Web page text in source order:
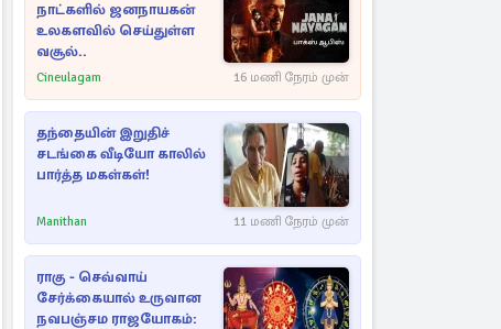
நாட்களில் ஜனநாயகன்
உலகளவில் செய்துள்ள
வசூல்..
Cineulagam 16 மணி நேரம் முன்
தந்தையின் இறுதிச்
சடங்கை வீடியோ காலில்
பார்த்த மகள்கள்!
Manithan 11 மணி நேரம் முன்
ராகு - செவ்வாய்
சேர்க்கையால் உருவான
நவபஞ்சம ராஜயோகம்: